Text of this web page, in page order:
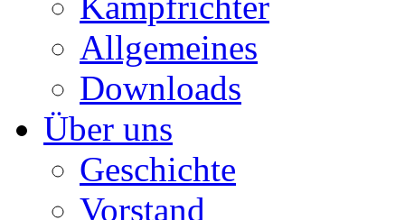
Allgemeines
Downloads
Über uns
Geschichte
Vorstand